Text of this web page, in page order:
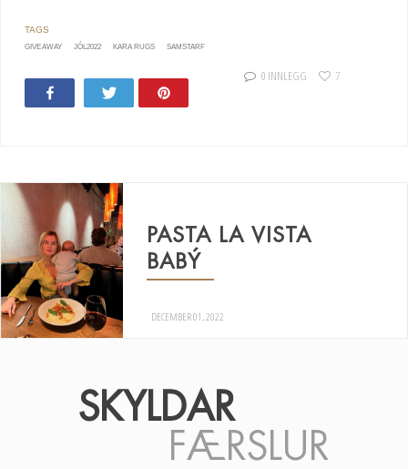
GIVE AWAY JÓL2022 KARA RUGS SAMSTARF
Tweet
0 INNLEGG 7
PASTA LA VISTA
BABÝ
DECEMBER 01, 2022
SKYLDAR
FÆRSLUR